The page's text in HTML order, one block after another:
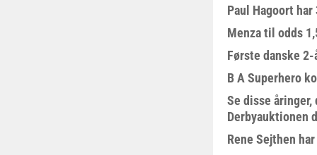
Paul Hagoort
Menza til odds
Første danske
B A Superhero
Se disse
Derbyauktionen
Rene Sejthen